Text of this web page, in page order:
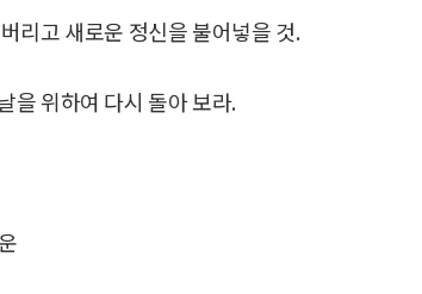
리고 새로운 정신을 불어넣을 것.
을 위하여 다시 돌아 보라.